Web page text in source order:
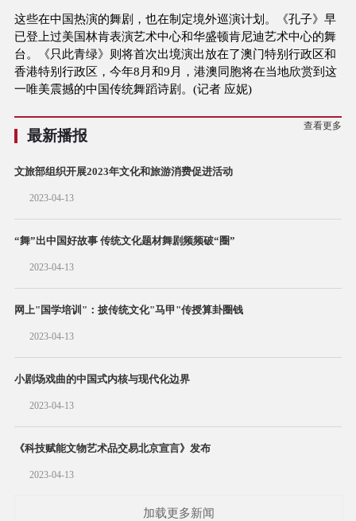
这些在中国热演的舞剧，也在制定境外巡演计划。《孔子》早
已登上过美国林肯表演艺术中心和华盛顿肯尼迪艺术中心的舞
台。《只此青绿》则将首次出境演出放在了澳门特别行政区和
香港特别行政区，今年8月和9月，港澳同胞将在当地欣赏到这
一唯美震撼的中国传统舞蹈诗剧。(记者 应妮)
最新播报
查看更多
文旅部组织开展2023年文化和旅游消费促进活动
2023-04-13
“舞”出中国好故事 传统文化题材舞剧频频破“圈”
2023-04-13
网上"国学培训"：披传统文化"马甲"传授算卦圈钱
2023-04-13
小剧场戏曲的中国式内核与现代化边界
2023-04-13
《科技赋能文物艺术品交易北京宣言》发布
2023-04-13
加载更多新闻